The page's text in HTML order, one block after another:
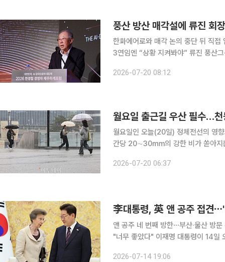
풍산 방산 매각설에 류진 회
한화에어로와 매각 논의 중단 뒤 직
3연임엔 “상황 지켜봐야” 류진 풍산그룹 회장이 최근 시장에서 불거진 풍산 방산 부문 매각설에 대
2026-07-20 08:12
월요일 출근길 우산 필수…천
월요일인 오늘(20일) 정체전선의 영
간당 20∼30㎜의 강한 비가 쏟아지
남북으로 오르내리는 정체전선 장마
2026-07-20 06:37
李대통령, 英 앤 공주 접견
앤 공주 네 번째 방한⋯부산·울산 방
"너무 좋았다" 이재명 대통령이 14일 오후 청와대에서 영국 찰스 3세 국왕의 동생 앤 공주 부부를
2026-07-14 19:06